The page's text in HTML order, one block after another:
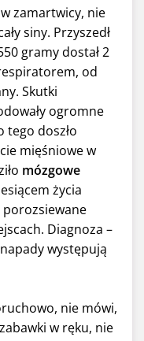
zamartwicy, nie
siny. Przyszedł
gramy dostał 2
od
Skutki
ogromne
doszło
mięśniowe w
mózgowe
życia
porozsiewane
Diagnoza –
występują
nie mówi,
w ręku, nie